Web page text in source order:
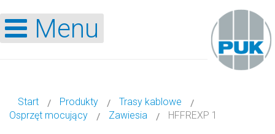
Menu
Start Produkty
Trasy kablowe
Osprzęt mocujący
Zawiesia HFFREXP 1